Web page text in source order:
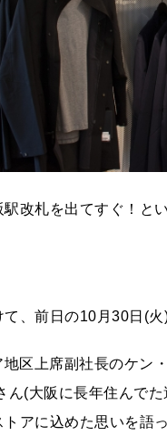
改札を出てすぐ！と
、前日の10月30日(火
区上席副社長のケン
ん(大阪に長年住んで
アに込めた思いを語